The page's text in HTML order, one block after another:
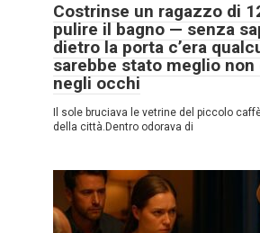
Costrinse un ragazzo di
pulire il bagno — senza
dietro la porta c’era
sarebbe stato meglio non
negli occhi
Il sole bruciava le vetrine del piccolo
della città.Dentro odorava di